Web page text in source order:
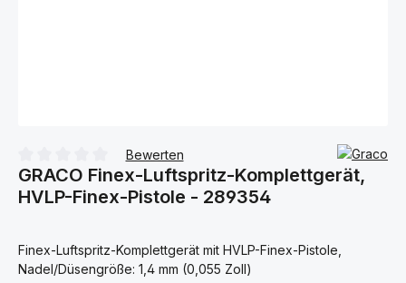
Durchschnittliche Bewertung von 0 von 5 Sternen
Bewerten
GRACO Finex-Luftspritz-Komplettgerät,
HVLP-Finex-Pistole - 289354
Finex-Luftspritz-Komplettgerät mit HVLP-Finex-Pistole,
Nadel/Düsengröße: 1,4 mm (0,055 Zoll)